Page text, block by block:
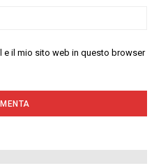
e il mio sito web in questo browser